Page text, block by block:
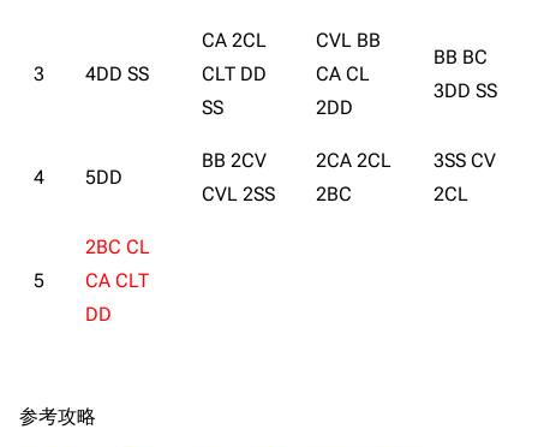
帮助
编辑规范
随便逛逛
上传文件
巧
海域资料
经验计算
远征
任务
舰娘获得方式
深海舰队
3 4DD SS
CA 2CL
CLT DD
SS
CVL BB
CA CL
2DD
BB BC
3DD SS
4 5DD
BB 2CV
CVL 2SS
2CA 2CL
2BC
3SS CV
2CL
5
2BC CL
CA CLT
DD
参考攻略